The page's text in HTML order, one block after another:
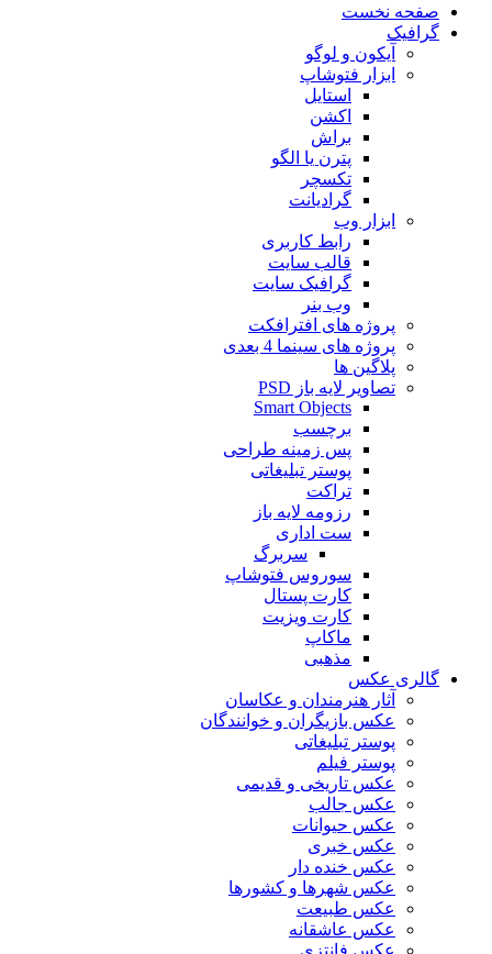
صفحه نخست
گرافیک
آیکون و لوگو
ابزار فتوشاپ
استایل
اکشن
براش
پترن یا الگو
تکسچر
گرادیانت
ابزار وب
رابط کاربری
قالب سایت
گرافیک سایت
وب بنر
پروژه های افترافکت
پروژه های سینما 4 بعدی
پلاگین ها
تصاویر لایه باز PSD
Smart Objects
برچسب
پس زمینه طراحی
پوستر تبلیغاتی
تراکت
رزومه لایه باز
ست اداری
سربرگ
سوروس فتوشاپ
کارت پستال
کارت ویزیت
ماکاپ
مذهبی
گالری عکس
آثار هنرمندان و عکاسان
عکس بازیگران و خوانندگان
پوستر تبلیغاتی
پوستر فیلم
عکس تاریخی و قدیمی
عکس جالب
عکس حیوانات
عکس خبری
عکس خنده دار
عکس شهرها و کشورها
عکس طبیعت
عکس عاشقانه
عکس فانتزی